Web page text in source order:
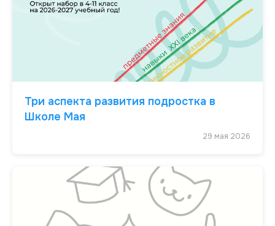
Три аспекта развития подростка в
Школе Мая
29 мая 2026